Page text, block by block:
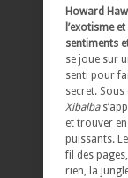
Howard
l’exotisme
sentiments
se joue sur
senti pour
secret. Sous
Xibalba
et trouver
puissants.
fil des
rien, la